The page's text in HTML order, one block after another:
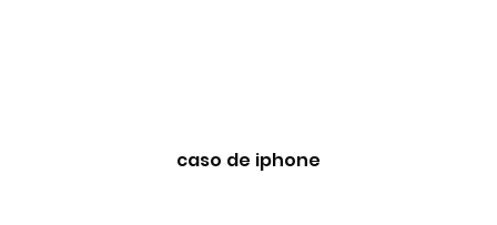
caso de iphone